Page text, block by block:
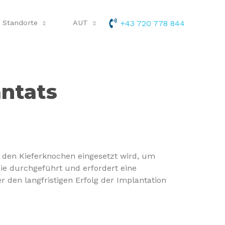
Standorte AUT +43 720 778 844
Kieferknochen eingesetzt wird, um
durchgeführt und erfordert eine
den langfristigen Erfolg der Implantation